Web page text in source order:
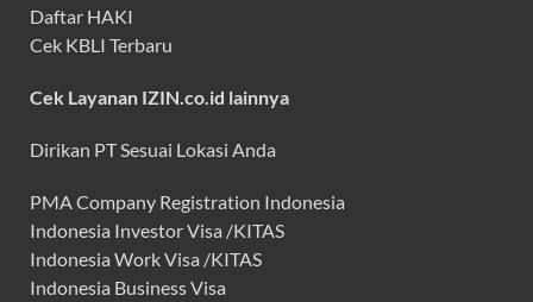
Daftar HAKI
Cek KBLI Terbaru
Cek Layanan IZIN.co.id lainnya
Dirikan PT Sesuai Lokasi Anda
PMA Company Registration Indonesia
Indonesia Investor Visa /KITAS
Indonesia Work Visa /KITAS
Indonesia Business Visa